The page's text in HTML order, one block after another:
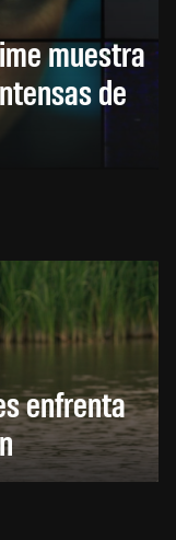
muestra
de
enfrenta